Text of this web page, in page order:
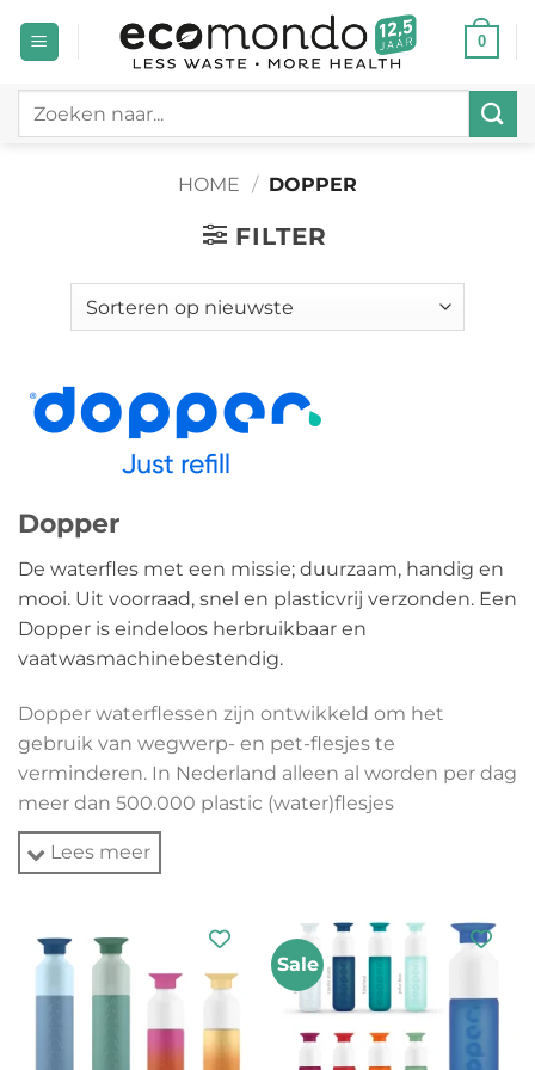
naar
0
Zoeken
HOME / DOPPER
FILTER
Dopper
De waterfles met een missie; duurzaam, handig en
mooi. Uit voorraad, snel en plasticvrij verzonden. Een
Dopper is eindeloos herbruikbaar en
vaatwasmachinebestendig.
Dopper waterflessen zijn ontwikkeld om het
gebruik van wegwerp- en pet-flesjes te
verminderen. In Nederland alleen al worden per dag
meer dan 500.000 plastic (water)flesjes
weggegooid! Die belanden op de vuilstort, maar
ook op straat, of in de zee, waar ze de plastic soep
Alle kleuren uit voorraad leverbaar
Ecomondo is officieel verkooppunt en heeft alle
Dopper Original, de
Steel Bronze en Goud, deInsulated
, en de
Lees meer
Sale